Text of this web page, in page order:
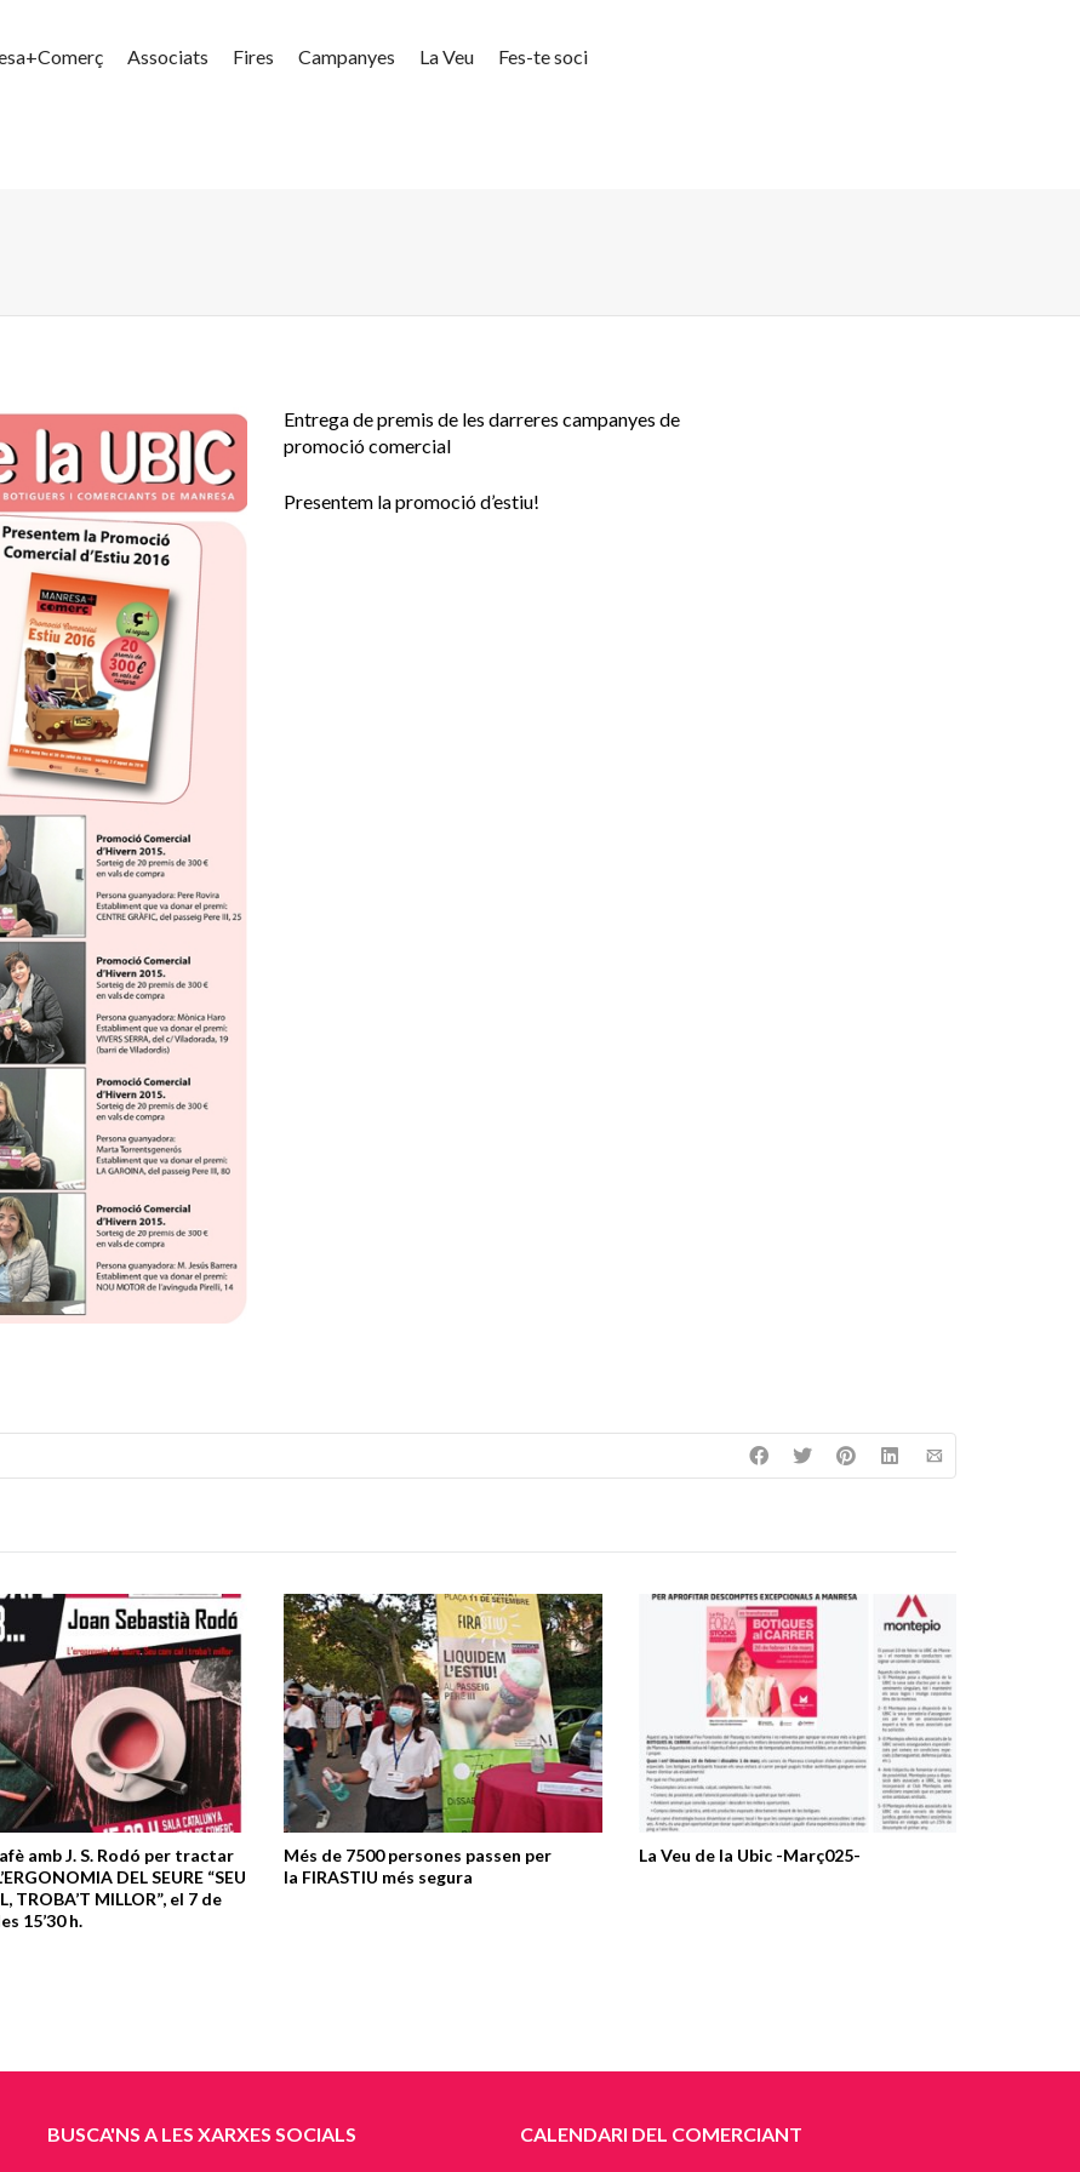
Associats Fires Campanyes La Veu Fes-te soci
Entrega de premis de les darreres campanyes de
promoció comercial
Presentem la promoció d’estiu!
amb J. S. Rodó per tractar
DEL SEURE “SEU
TROBA’T MILLOR”, el 7 de
15’30 h.
Més de 7500 persones passen per
la FIRASTIU més segura
La Veu de la Ubic -Març025-
BUSCA'NS A LES XARXES SOCIALS CALENDARI DEL COMERCIANT